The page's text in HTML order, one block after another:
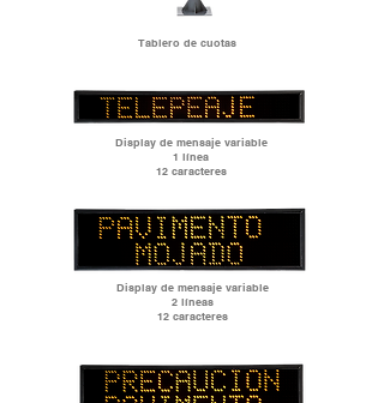
Tablero de cuotas
Display de mensaje variable
1 línea
12 caracteres
Display de mensaje variable
2 líneas
12 caracteres